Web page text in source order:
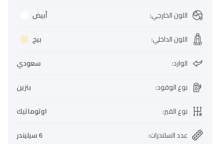
اللون الخارجي:
أبيض
اللون الداخلي:
بيج
الوارد:
سعودي
نوع الوقود:
بنزين
نوع القير:
اوتوماتيك
عدد السلندرات:
6 سيليندر